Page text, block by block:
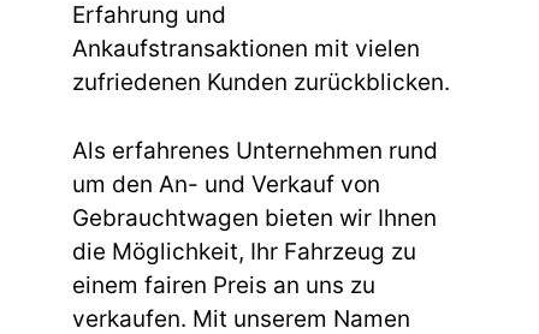
Erfahrung und
Ankaufstransaktionen mit vielen
zufriedenen Kunden zurückblicken.
Als erfahrenes Unternehmen rund
um den An- und Verkauf von
Gebrauchtwagen bieten wir Ihnen
die Möglichkeit, Ihr Fahrzeug zu
einem fairen Preis an uns zu
verkaufen. Mit unserem Namen